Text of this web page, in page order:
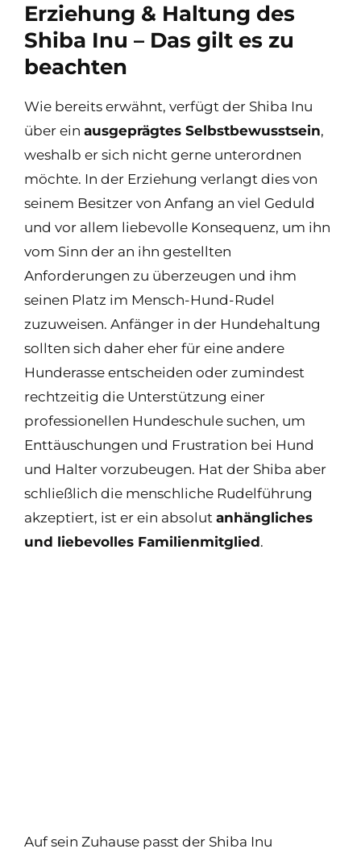
Erziehung & Haltung des
Shiba Inu – Das gilt es zu
beachten
Wie bereits erwähnt, verfügt der Shiba Inu
über ein ausgeprägtes Selbstbewusstsein,
weshalb er sich nicht gerne unterordnen
möchte. In der Erziehung verlangt dies von
seinem Besitzer von Anfang an viel Geduld
und vor allem liebevolle Konsequenz, um ihn
vom Sinn der an ihn gestellten
Anforderungen zu überzeugen und ihm
seinen Platz im Mensch-Hund-Rudel
zuzuweisen. Anfänger in der Hundehaltung
sollten sich daher eher für eine andere
Hunderasse entscheiden oder zumindest
rechtzeitig die Unterstützung einer
professionellen Hundeschule suchen, um
Enttäuschungen und Frustration bei Hund
und Halter vorzubeugen. Hat der Shiba aber
schließlich die menschliche Rudelführung
akzeptiert, ist er ein absolut anhängliches
und liebevolles Familienmitglied.
Auf sein Zuhause passt der Shiba Inu